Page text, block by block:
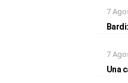
7
7
Una